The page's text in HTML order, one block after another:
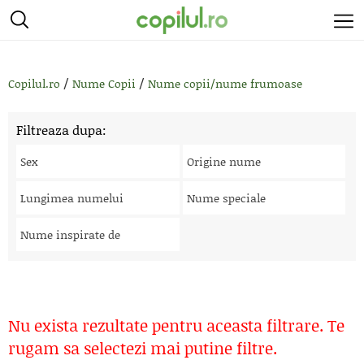
Copilul.ro / Nume Copii / Nume copii/nume frumoase
Filtreaza dupa:
Sex Origine nume
Lungimea numelui Nume speciale
Nume inspirate de
Nu exista rezultate pentru aceasta filtrare. Te
rugam sa selectezi mai putine filtre.